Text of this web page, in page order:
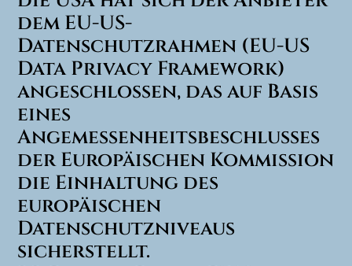
dem EU-US-
Datenschutzrahmen (EU-US
Data Privacy Framework)
angeschlossen, das auf Basis
eines
Angemessenheitsbeschlusses
der Europäischen Kommission
die Einhaltung des
europäischen
Datenschutzniveaus
sicherstellt.